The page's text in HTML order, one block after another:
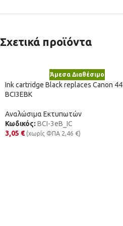
Σχετικά προϊόντα
Άμεσα Διαθέσιμο
Ink cartridge Black replaces Canon
BCI3EBK
Αναλώσιμα Εκτυπωτών
Κωδικός: BCI-3eB_IC
3,05 € (χωρίς ΦΠΑ 2,46 €)